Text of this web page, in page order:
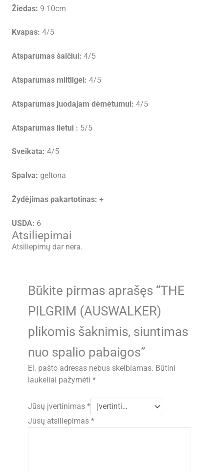
Žiedas: 9-10cm
Kvapas: 4/5
Atsparumas šalčiui: 4/5
Atsparumas miltligei: 4/5
Atsparumas juodajam dėmėtumui: 4/5
Atsparumas lietui : 5/5
Sveikata: 4/5
Spalva: geltona
Žydėjimas pakartotinas: +
USDA: 6
Atsiliepimai
Atsiliepimų dar nėra.
Būkite pirmas aprašęs “THE
PILGRIM (AUSWALKER)
plikomis šaknimis, siuntimas
nuo spalio pabaigos”
El. pašto adresas nebus skelbiamas. Būtini
laukeliai pažymėti*
Jūsų įvertinimas*
Jūsų atsiliepimas*